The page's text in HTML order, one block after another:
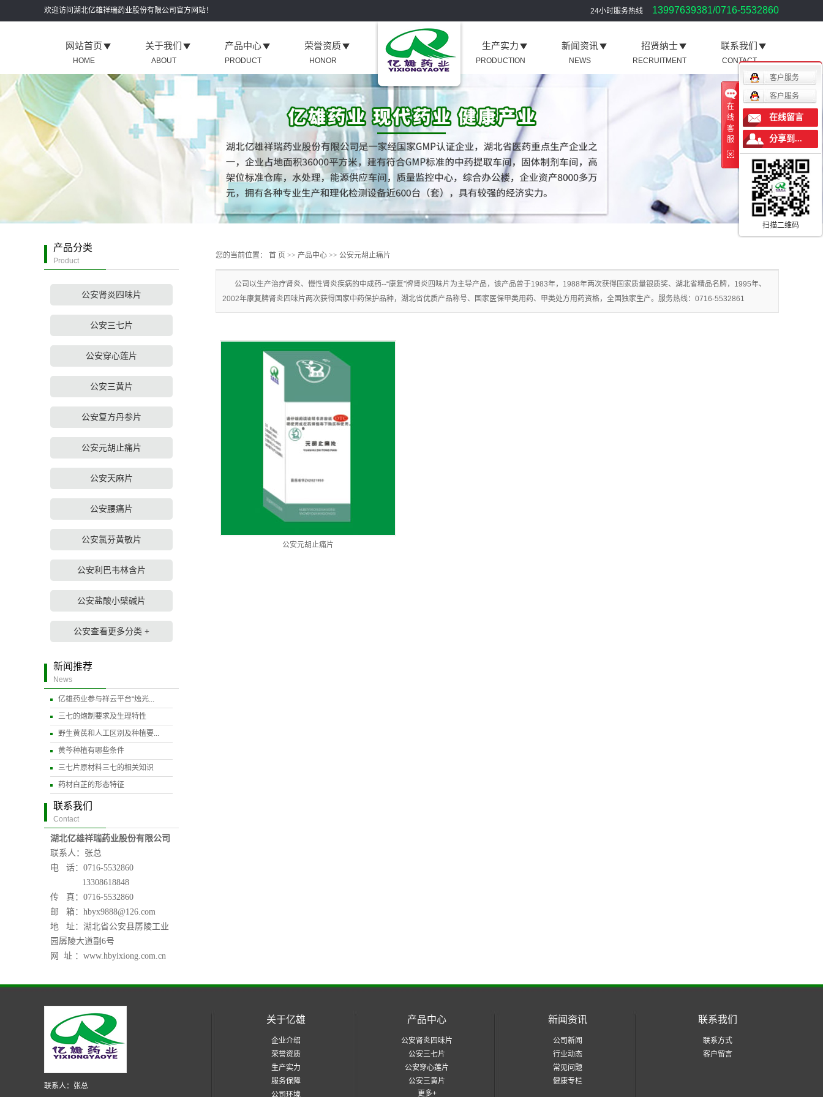
欢迎访问湖北亿雄祥瑞药业股份有限公司官方网站！ 24小时服务热线 13997639381/0716-5532860
网站首页
HOME
关于我们
ABOUT
企业介绍
荣誉资质
生产实力
服务保障
产品中心
PRODUCT
公安肾炎四味片
公安三七片
公安穿心莲片
公安三黄片
公安复方丹参片
公安元胡止痛片
公安天麻片
公安腰痛片
公安利巴韦林含片
公安盐酸小檗碱片
公安查看更多分类 +
荣誉资质
HONOR
生产实力
PRODUCTION
新闻资讯
NEWS
招贤纳士
RECRUITMENT
联系我们
CONTACT
产品分类
Product
公安肾炎四味片
公安三七片
公安穿心莲片
公安三黄片
公安复方丹参片
公安元胡止痛片
公安天麻片
公安腰痛片
公安氯芬黄敏片
公安利巴韦林含片
公安盐酸小檗碱片
公安查看更多分类 +
新闻推荐
News
亿雄药业参与祥云平台“烛光...
三七的炮制要求及生理特性
野生黄芪和人工区别及种植要...
黄芩种植有哪些条件
三七片原材料三七的相关知识
药材白芷的形态特征
联系我们
Contact
湖北亿雄祥瑞药业股份有限公司
联系人：张总
电 话：0716-5532860
13308618848
传 真：0716-5532860
邮 箱： hbyx9888@126.com
地 址：湖北省公安县孱陵工业
园孱陵大道副6号
网 址 ：www.hbyixiong.com.cn
您的当前位置： 首 页 >> 产品中心 >> 公安元胡止痛片
公司以生产治疗肾炎、慢性肾炎疾病的中成药--“康复”牌肾炎四味片为主导产品，该产品曾于1983年，1988年两次获得国家质量银质奖、湖北省精品名牌，1995年、
2002年康复牌肾炎四味片两次获得国家中药保护品种，湖北省优质产品称号、国家医保甲类用药、甲类处方用药资格，全国独家生产。服务热线：0716-5532861
公安元胡止痛片
联系人：张总
关于亿雄
企业介绍
荣誉资质
生产实力
服务保障
公司环境
产品中心
公安肾炎四味片
公安三七片
公安穿心莲片
公安三黄片
更多+
新闻资讯
公司新闻
行业动态
常见问题
健康专栏
联系我们
联系方式
客户留言
在
线
客
服
客户服务
客户服务
在线留言
分享到...
扫描二维码